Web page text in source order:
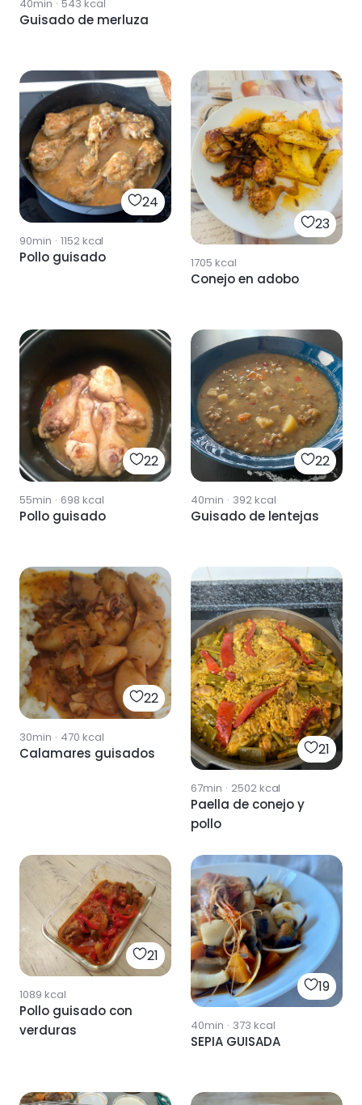
40min · 543 kcal
Guisado de merluza
24
90min · 1152kcal
Pollo guisado
23
1705 kcal
Conejo en adobo
22
55min · 698 kcal
Pollo guisado
22
40min · 392kcal
Guisado de lentejas
22
30min · 470 kcal
Calamares guisados 21
67min · 2502kcal
Paella de conejo y
pollo
21
1089 kcal
Pollo guisado con
verduras
19
40min · 373 kcal
SEPIA GUISADA